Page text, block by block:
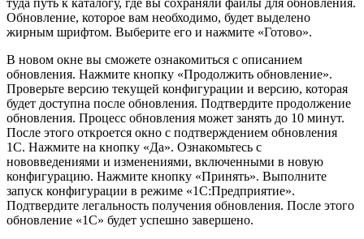
Обновление, которое вам необходимо, будет выделено
жирным шрифтом. Выберите его и нажмите «Готово».
В новом окне вы сможете ознакомиться с описанием
обновления. Нажмите кнопку «Продолжить обновление».
Проверьте версию текущей конфигурации и версию, которая
будет доступна после обновления. Подтвердите продолжение
обновления. Процесс обновления может занять до 10 минут.
После этого откроется окно с подтверждением обновления
1С. Нажмите на кнопку «Да». Ознакомьтесь с
нововведениями и изменениями, включенными в новую
конфигурацию. Нажмите кнопку «Принять». Выполните
запуск конфигурации в режиме «1С:Предприятие».
Подтвердите легальность получения обновления. После этого
обновление «1С» будет успешно завершено.